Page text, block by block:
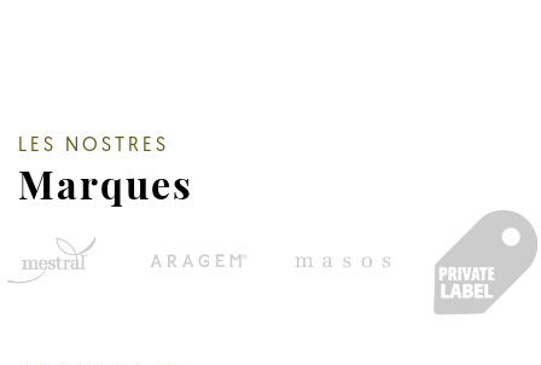
LES NOSTRES
Marques